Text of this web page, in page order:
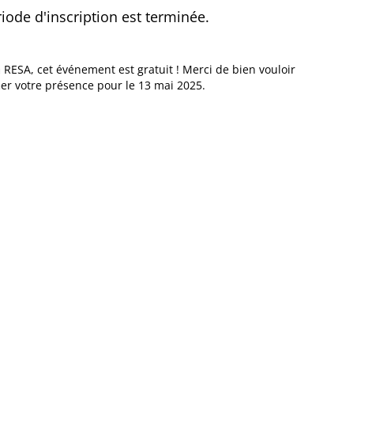
d'inscription est terminée.
RESA, cet événement est gratuit ! Merci de bien vouloir
votre présence pour le 13 mai 2025.